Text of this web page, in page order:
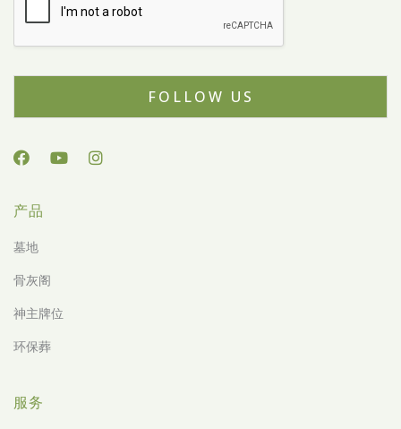
FOLLOW US
产品
墓地
骨灰阁
神主牌位
环保葬
服务